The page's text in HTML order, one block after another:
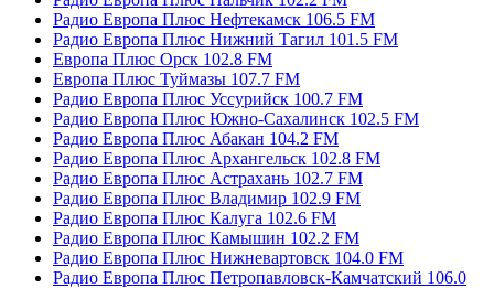
Радио Европа Плюс Нефтекамск 106.5 FM
Радио Европа Плюс Нижний Тагил 101.5 FM
Европа Плюс Орск 102.8 FM
Европа Плюс Туймазы 107.7 FM
Радио Европа Плюс Уссурийск 100.7 FM
Радио Европа Плюс Южно-Сахалинск 102.5 FM
Радио Европа Плюс Абакан 104.2 FM
Радио Европа Плюс Архангельск 102.8 FM
Радио Европа Плюс Астрахань 102.7 FM
Радио Европа Плюс Владимир 102.9 FM
Радио Европа Плюс Калуга 102.6 FM
Радио Европа Плюс Камышин 102.2 FM
Радио Европа Плюс Нижневартовск 104.0 FM
Радио Европа Плюс Петропавловск-Камчатский 106.0